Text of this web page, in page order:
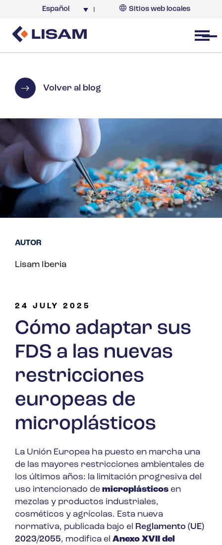
Español Sitios web locales
Open menu
Volver al blog
24 JULY 2025
Cómo adaptar sus
FDS a las nuevas
restricciones
europeas de
microplásticos
La Unión Europea ha puesto en marcha una
de las mayores restricciones ambientales de
los últimos años: la limitación progresiva del
uso intencionado de microplásticos en
mezclas y productos industriales,
cosméticos y agrícolas. Esta nueva
normativa, publicada bajo el Reglamento (UE)
2023/2055, modifica el Anexo XVII del
AUTOR
Lisam Iberia